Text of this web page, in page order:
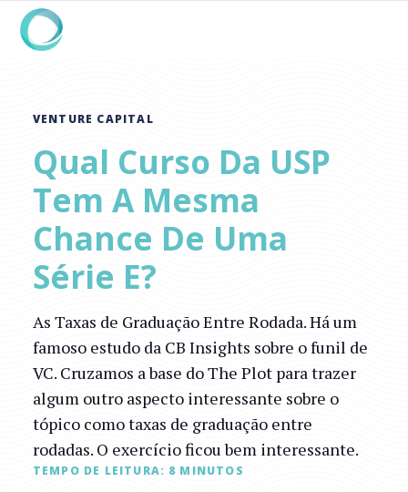
VENTURE CAPITAL
Qual Curso Da USP
Tem A Mesma
Chance De Uma
Série E?
As Taxas de Graduação Entre Rodada. Há um
famoso estudo da CB Insights sobre o funil de
VC. Cruzamos a base do The Plot para trazer
algum outro aspecto interessante sobre o
tópico como taxas de graduação entre
rodadas. O exercício ficou bem interessante.
TEMPO DE LEITURA: 8 MINUTOS